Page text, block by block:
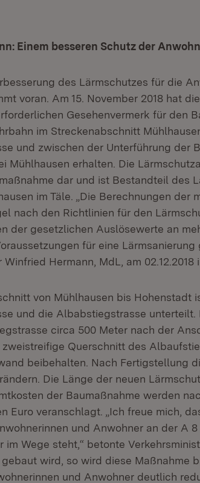
Einem besseren Schutz der
des Lärmschutzes für die
voran. Am 15. November 2018 hat
Gesehenvermerk für den
im Streckenabschnitt
und zwischen der Unterführung der
Mühlhausen erhalten. Die
dar und ist Bestandteil des
im Täle. „Die Berechnungen der
nach den Richtlinien für den
der gesetzlichen Auslösewerte an
für eine Lärmsanierung
Hermann, MdL, am 02.12.2018
von Mühlhausen bis Hohenstadt
und die Albabstiegstrasse unterteilt.
circa 500 Meter nach der
Querschnitt des
beibehalten. Nach Fertigstellung
Die Länge der neuen
der Baumaßnahme werden
Euro veranschlagt. „Ich freue mich,
und Anwohner an der A
im Wege steht,“ betonte
wird, so wird diese Maßnahme
und Anwohner deutlich